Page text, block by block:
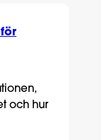
och hur